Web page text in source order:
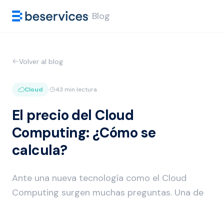
· Blog
Volver al blog
Cloud · 43 min lectura
El precio del Cloud
Computing: ¿Cómo se
calcula?
Ante una nueva tecnología como el Cloud
Computing surgen muchas preguntas. Una de